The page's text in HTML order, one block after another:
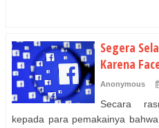
Segera
Karena
Anonymous
Secara
kepada para pemakainya